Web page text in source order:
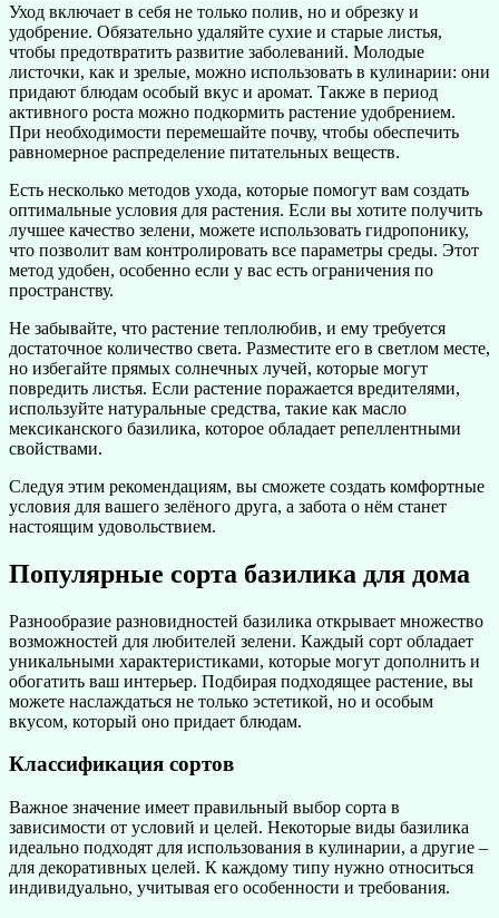
Уход включает в себя не только полив, но и обрезку и
удобрение. Обязательно удаляйте сухие и старые листья,
чтобы предотвратить развитие заболеваний. Молодые
листочки, как и зрелые, можно использовать в кулинарии: они
придают блюдам особый вкус и аромат. Также в период
активного роста можно подкормить растение удобрением.
При необходимости перемешайте почву, чтобы обеспечить
равномерное распределение питательных веществ.
Есть несколько методов ухода, которые помогут вам создать
оптимальные условия для растения. Если вы хотите получить
лучшее качество зелени, можете использовать гидропонику,
что позволит вам контролировать все параметры среды. Этот
метод удобен, особенно если у вас есть ограничения по
пространству.
Не забывайте, что растение теплолюбив, и ему требуется
достаточное количество света. Разместите его в светлом месте,
но избегайте прямых солнечных лучей, которые могут
повредить листья. Если растение поражается вредителями,
используйте натуральные средства, такие как масло
мексиканского базилика, которое обладает репеллентными
свойствами.
Следуя этим рекомендациям, вы сможете создать комфортные
условия для вашего зелёного друга, а забота о нём станет
настоящим удовольствием.
Популярные сорта базилика для дома
Разнообразие разновидностей базилика открывает множество
возможностей для любителей зелени. Каждый сорт обладает
уникальными характеристиками, которые могут дополнить и
обогатить ваш интерьер. Подбирая подходящее растение, вы
можете наслаждаться не только эстетикой, но и особым
вкусом, который оно придает блюдам.
Классификация сортов
Важное значение имеет правильный выбор сорта в
зависимости от условий и целей. Некоторые виды базилика
идеально подходят для использования в кулинарии, а другие –
для декоративных целей. К каждому типу нужно относиться
индивидуально, учитывая его особенности и требования.